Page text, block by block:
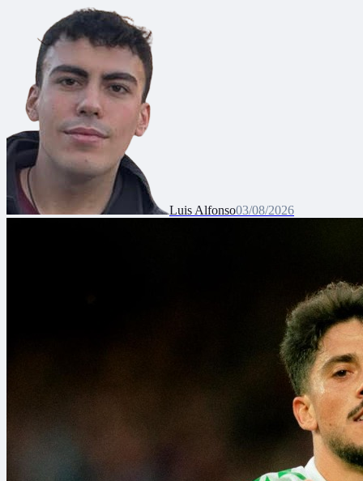
Luis Alfonso03/08/2026